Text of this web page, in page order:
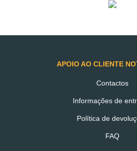
com
APOIO AO CLIENTE
Contactos
Informações de
Política de
FAQ